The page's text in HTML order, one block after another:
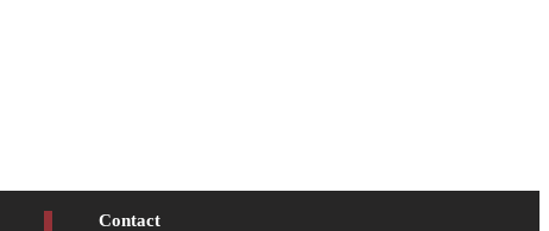
Contact